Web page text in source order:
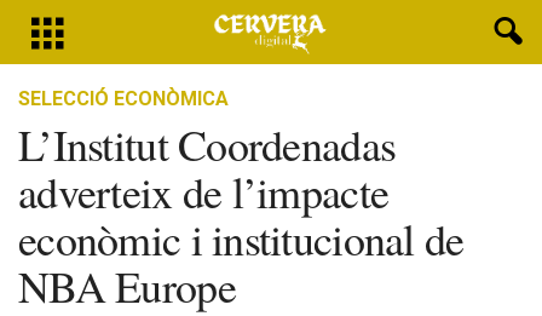
SELECCIÓ ECONÒMICA
L’Institut Coordenadas
adverteix de l’impacte
econòmic i institucional de
NBA Europe